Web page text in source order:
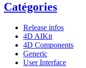
Catégories
Release infos
4D AIKit
4D Components
Generic
User Interface